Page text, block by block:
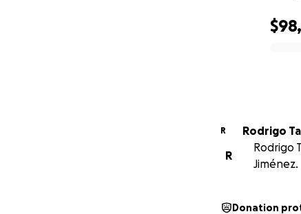
R Rodrigo
R
Rodrigo
Jiménez.
Donation